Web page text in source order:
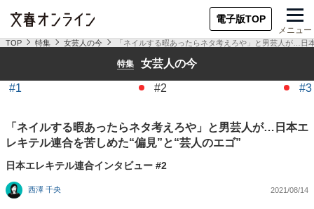
電子版TOP
メニュー
TOP 特集 女芸人の今 「ネイルする暇あったらネタ考えろや」と男芸人が…日
特集 女芸人の今
#1 #2 #3
「ネイルする暇あったらネタ考えろや」と男芸人が…日本エ
レキテル連合を苦しめた“偏見”と“芸人のエゴ”
日本エレキテル連合インタビュー #2
西澤 千央 2021/08/14